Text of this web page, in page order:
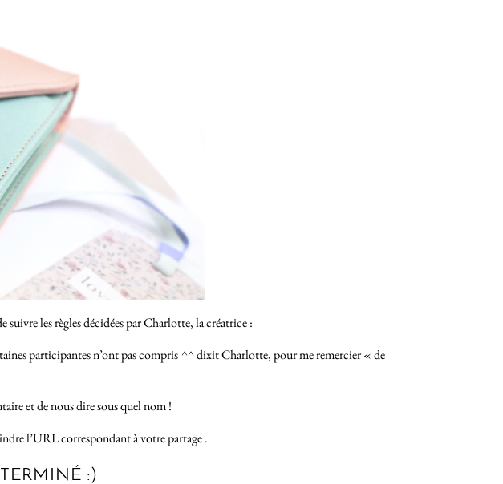
les règles décidées par Charlotte, la créatrice :
participantes n’ont pas compris ^^ dixit Charlotte, pour me remercier « de
et de nous dire sous quel nom !
l’URL correspondant à votre partage .
:)